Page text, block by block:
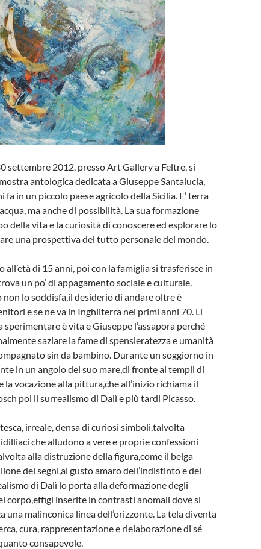
settembre 2012, presso Art Gallery a Feltre, si
antologica dedicata a Giuseppe Santalucia,
fa in un piccolo paese agricolo della Sicilia. E’ terra
ma anche di possibilità. La sua formazione
della vita e la curiosità di conoscere ed esplorare lo
una prospettiva del tutto personale del mondo.
all’età di 15 anni, poi con la famiglia si trasferisce in
un po’ di appagamento sociale e culturale.
lo soddisfa,il desiderio di andare oltre è
e se ne va in Inghilterra nei primi anni 70. Lì
sperimentare è vita e Giuseppe l’assapora perché
saziare la fame di spensieratezza e umanità
sin da bambino. Durante un soggiorno in
in un angolo del suo mare,di fronte ai templi di
la vocazione alla pittura,che all’inizio richiama il
poi il surrealismo di Dalì e più tardi Picasso.
irreale, densa di curiosi simboli,talvolta
che alludono a vere e proprie confessioni
alla distruzione della figura,come il belga
dei segni,al gusto amaro dell’indistinto e del
di Dalì lo porta alla deformazione degli
corpo,effigi inserite in contrasti anomali dove si
una malinconica linea dell’orizzonte. La tela diventa
cura, rappresentazione e rielaborazione di sé
consapevole.